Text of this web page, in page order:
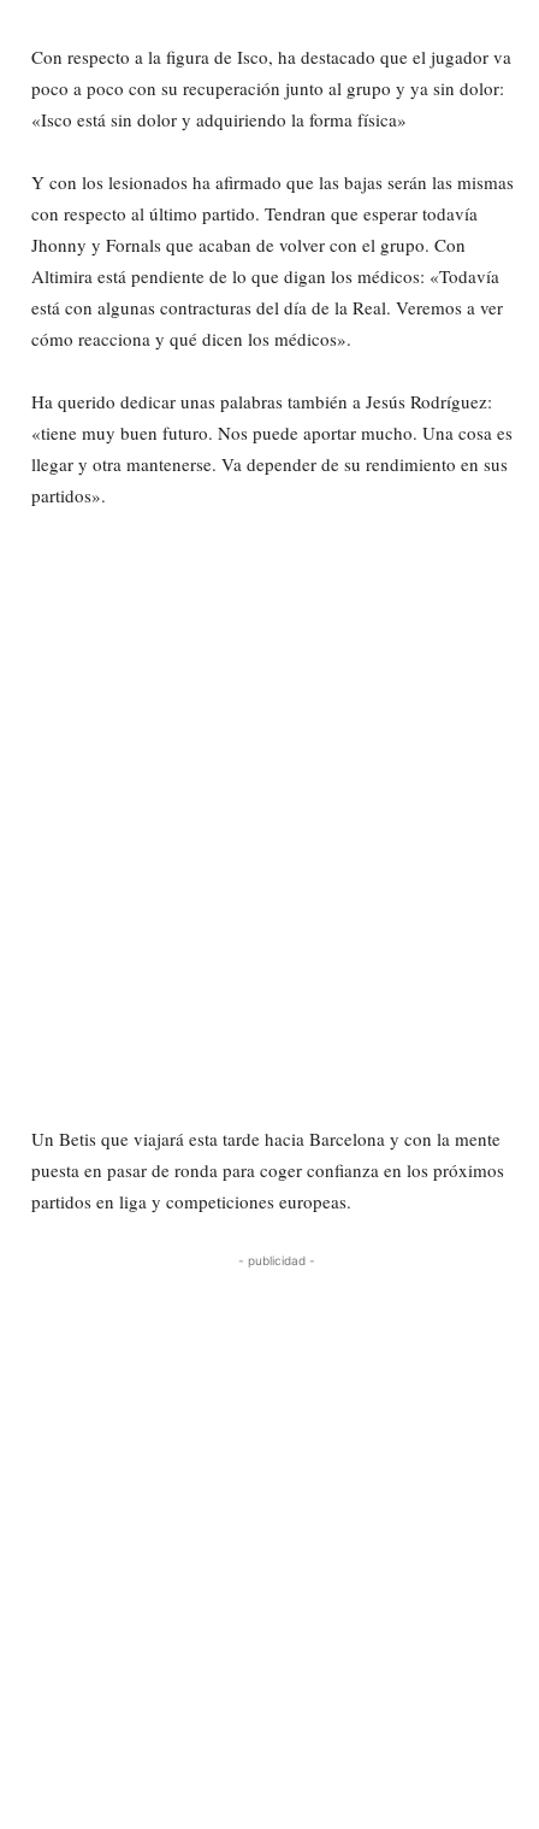
Con respecto a la figura de Isco, ha destacado que el jugador va
poco a poco con su recuperación junto al grupo y ya sin dolor:
«Isco está sin dolor y adquiriendo la forma física»
Y con los lesionados ha afirmado que las bajas serán las mismas
con respecto al último partido. Tendran que esperar todavía
Jhonny y Fornals que acaban de volver con el grupo. Con
Altimira está pendiente de lo que digan los médicos: «Todavía
está con algunas contracturas del día de la Real. Veremos a ver
cómo reacciona y qué dicen los médicos».
Ha querido dedicar unas palabras también a Jesús Rodríguez:
«tiene muy buen futuro. Nos puede aportar mucho. Una cosa es
llegar y otra mantenerse. Va depender de su rendimiento en sus
partidos».
Un Betis que viajará esta tarde hacia Barcelona y con la mente
puesta en pasar de ronda para coger confianza en los próximos
partidos en liga y competiciones europeas.
- publicidad -